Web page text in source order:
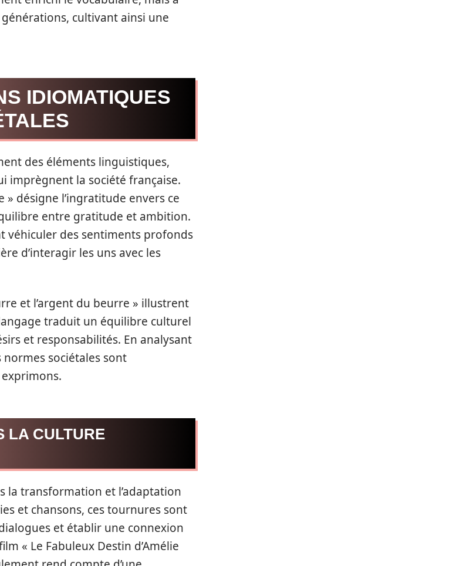
cultivant ainsi une
IDIOMATIQUES
des éléments linguistiques,
imprègnent la société française.
» désigne l’ingratitude envers ce
entre gratitude et ambition.
véhiculer des sentiments profonds
d’interagir les uns avec les
et l’argent du beurre » illustrent
traduit un équilibre culturel
et responsabilités. En analysant
sociétales sont
LA CULTURE
la transformation et l’adaptation
et chansons, ces tournures sont
et établir une connexion
« Le Fabuleux Destin d’Amélie